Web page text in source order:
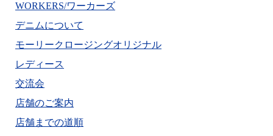
WORKERS/ワーカーズ
デニムについて
モーリークロージングオリジナル
レディース
交流会
店舗のご案内
店舗までの道順